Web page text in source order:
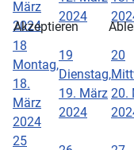
März
2024
2024
18
Montag,
18.
März
2024
19
Dienstag,
19. März
2024
20
20.
25
Akzeptieren